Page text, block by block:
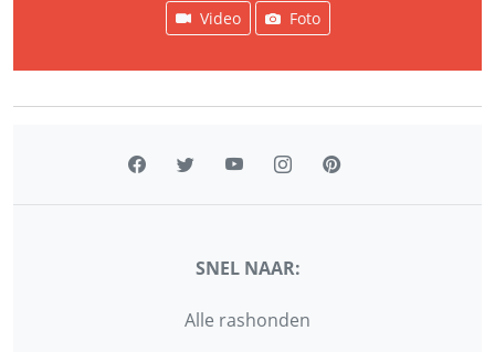
Video Foto
SNEL NAAR:
Alle rashonden